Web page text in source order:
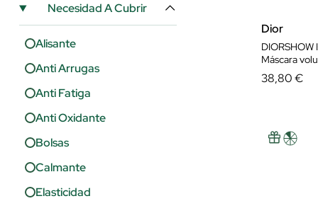
Dolce&Gabbana
Elizabeth Arden
Essence
Estée Lauder
Fab Brows
Guerlain
Helena Rubinstein
Inme
Necesidad A Cubrir
Alisante
Anti Arrugas
Anti Fatiga
Anti Oxidante
Bolsas
Calmante
Elasticidad
Dior
DIORSHOW
Máscara
38,80 €